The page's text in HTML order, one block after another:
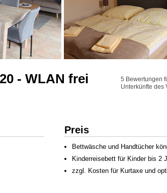
- WLAN frei
5 Bewertungen
Unterkünfte des
Preis
Bettwäsche und Handtücher
Kinderreisebett für Kinder bis 2
zzgl. Kosten für Kurtaxe und